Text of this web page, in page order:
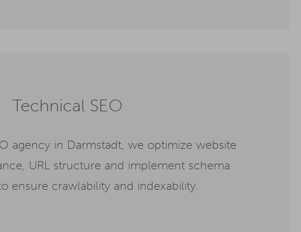
Technical SEO
agency in Darmstadt, we optimize website
URL structure and implement schema
ensure crawlability and indexability.